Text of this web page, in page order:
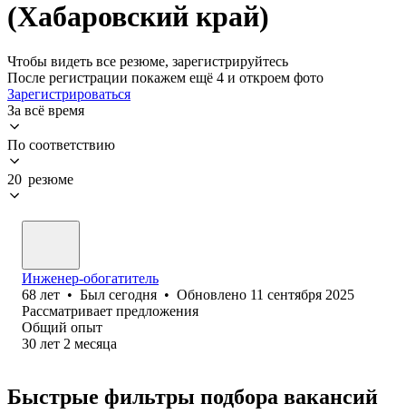
(Хабаровский край)
Чтобы видеть все резюме, зарегистрируйтесь
После регистрации покажем ещё 4 и откроем фото
Зарегистрироваться
За всё время
По соответствию
20 резюме
Инженер-обогатитель
68 лет • Был сегодня • Обновлено 11 сентября 2025
Рассматривает предложения
Общий опыт
30 лет 2 месяца
Быстрые фильтры подбора вакансий